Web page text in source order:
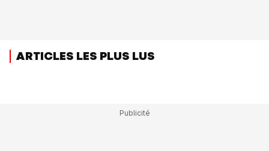
ARTICLES LES PLUS LUS